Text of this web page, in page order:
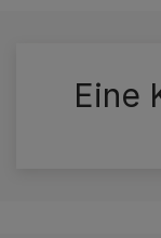
Eine